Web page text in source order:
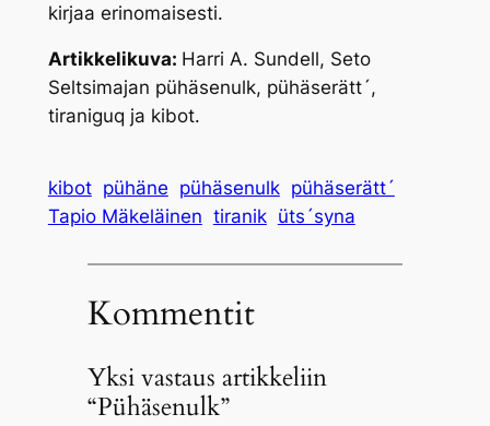
kirjaa erinomaisesti.
Artikkelikuva: Harri A. Sundell, Seto
Seltsimajan pühäsenulk, pühäserätt´,
tiraniguq ja kibot.
kibot pühäne pühäsenulk pühäserätt´
Tapio Mäkeläinen tiranik üts´syna
Kommentit
Yksi vastaus artikkeliin
“Pühäsenulk”